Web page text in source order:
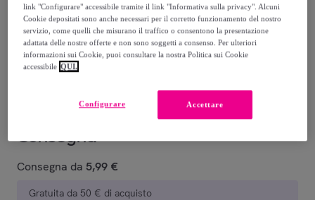
vedi le condizioni
Venduto daPostquam Cosmetic
Consegna
Consegna da 5,99 €
Gratuita da 50 € di acquisto
link "Configurare" accessibile tramite il link "Informativa sulla privacy". Alcuni
Cookie depositati sono anche necessari per il corretto funzionamento del nostro
servizio, come quelli che misurano il traffico o consentono la presentazione
adattata delle nostre offerte e non sono soggetti a consenso. Per ulteriori
informazioni sui Cookie, puoi consultare la nostra Politica sui Cookie
accessibile QUI.
Accettare
Configurare